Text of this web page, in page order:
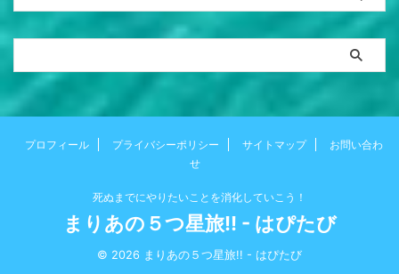
プロフィール プライバシーポリシー サイトマップ
お問い合わ
せ
死ぬまでにやりたいことを消化していこう！
まりあの５つ星旅!! - はぴたび
© 2026 まりあの５つ星旅!! - はぴたび